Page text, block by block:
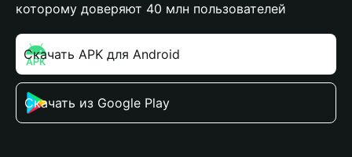
которому доверяют 40 млн пользователей
Скачать APK для Android
Скачать из Google Play